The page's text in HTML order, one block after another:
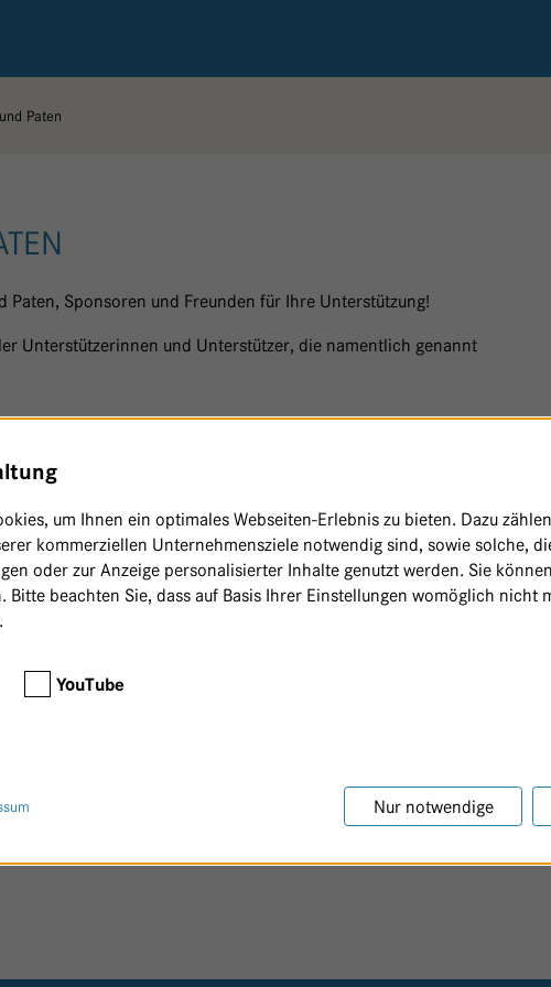
Paten
Paten, Sponsoren und Freunden für Ihre Unterstützung!
Unterstützerinnen und Unterstützer, die namentlich genannt
- Haus 24
um Ihnen ein optimales Webseiten-Erlebnis zu bieten. Dazu
kommerziellen Unternehmensziele notwendig sind, sowie solche,
oder zur Anzeige personalisierter Inhalte genutzt werden. Sie
Bitte beachten Sie, dass auf Basis Ihrer Einstellungen womöglich nicht
YouTube
Nur notwendige